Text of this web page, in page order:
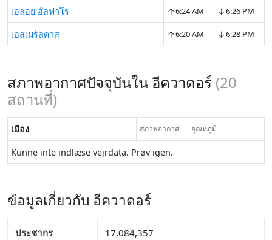
เอลอย อัลฟาโร ↑6:24 AM ↓6:26 PM
เอสเมรัลดาส ↑6:20 AM ↓6:28 PM
สภาพอากาศปัจจุบันใน อีควาดอร์ (20
สถานที่)
เมือง สภาพอากาศ อุณหภูมิ
Kunne inte indlæse vejrdata. Prøv igen.
ข้อมูลเกี่ยวกับ อีควาดอร์
ประชากร 17,084,357